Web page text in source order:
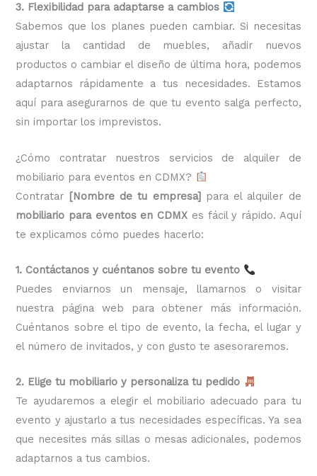
3. Flexibilidad para adaptarse a cambios
Sabemos que los planes pueden cambiar. Si necesitas
ajustar la cantidad de muebles, añadir nuevos
productos o cambiar el diseño de última hora, podemos
adaptarnos rápidamente a tus necesidades. Estamos
aquí para asegurarnos de que tu evento salga perfecto,
sin importar los imprevistos.
¿Cómo contratar nuestros servicios de alquiler de
mobiliario para eventos en CDMX?
Contratar [Nombre de tu empresa]para el alquiler de
mobiliario para eventos en CDMX es fácil y rápido. Aquí
te explicamos cómo puedes hacerlo:
1. Contáctanos y cuéntanos sobre tu evento
Puedes enviarnos un mensaje, llamarnos o visitar
nuestra página web para obtener más información.
Cuéntanos sobre el tipo de evento, la fecha, el lugar y
el número de invitados, y con gusto te asesoraremos.
2. Elige tu mobiliario y personaliza tu pedido
Te ayudaremos a elegir el mobiliario adecuado para tu
evento y ajustarlo a tus necesidades específicas. Ya sea
que necesites más sillas o mesas adicionales, podemos
adaptarnos a tus cambios.